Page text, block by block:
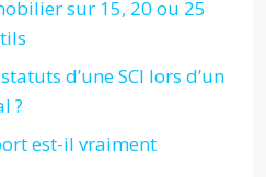
sur 15, 20 ou 25
d’une SCI lors d’un
?
est-il vraiment